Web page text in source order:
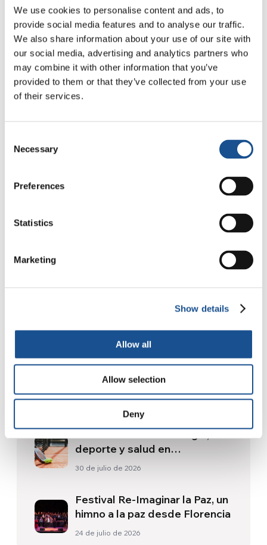
We use cookies to personalise content and ads, to
provide social media features and to analyse our traffic.
We also share information about your use of our site with
our social media, advertising and analytics partners who
may combine it with other information that you’ve
provided to them or that they’ve collected from your use
of their services.
Selection
Necessary
Preferences
Statistics
Marketing
Show details
Allow all
Allow selection
Deny
De hecho, están yendo adelante ideas y
experiencias para una gobernanza
colaborativa, que descansa en la
corresponsabilidad de todos: en las
instituciones y en los lugares vitales de la
sociedad. En las que el liderazgo no es el de el
patrón, sino la capacidad de toda la ciudad de
#DareToCare tiene exactamente este
significado: cuidar de nuestras comunidades
política y colectivamente -es decir para todos
los aspectos y con la contribución de todos- de
Para ver este vídeo, es necesario habilitar
Related News
La Odisea, de Christopher
Nolan: Ulises y la necesidad
de un nuevo amanecer
5 de agosto de 2026
deporte y salud en
Sudamérica
30 de julio de 2026
Festival Re-Imaginar la Paz, un
himno a la paz desde Florencia
24 de julio de 2026